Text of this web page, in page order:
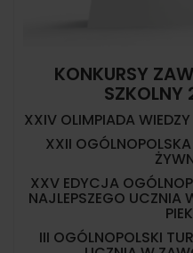
KONKURSY
XXIV OLIMPIADA
XXII
XXV EDYCJA
NAJLEPSZEGO UCZNIA
III OGÓLNOPOLSKI